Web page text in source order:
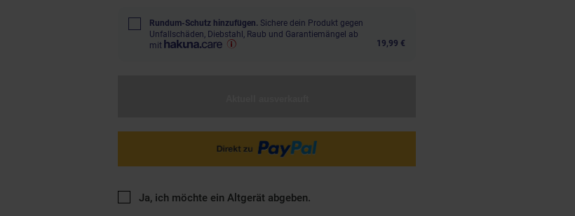
Rundum-Schutz hinzufügen. Sichere dein Produkt gegen
Unfallschäden, Diebstahl, Raub und Garantiemängel ab
mit
19,99 €
Ja, ich möchte ein Altgerät abgeben.